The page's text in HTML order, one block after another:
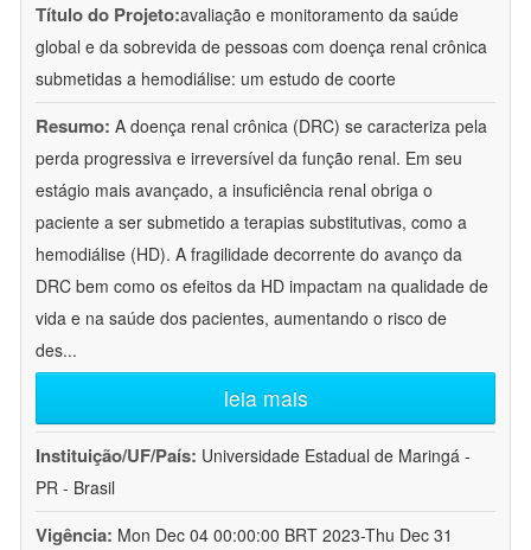
Título do Projeto:avaliação e monitoramento da saúde
global e da sobrevida de pessoas com doença renal crônica
submetidas a hemodiálise: um estudo de coorte
Resumo: A doença renal crônica (DRC) se caracteriza pela
perda progressiva e irreversível da função renal. Em seu
estágio mais avançado, a insuficiência renal obriga o
paciente a ser submetido a terapias substitutivas, como a
hemodiálise (HD). A fragilidade decorrente do avanço da
DRC bem como os efeitos da HD impactam na qualidade de
vida e na saúde dos pacientes, aumentando o risco de
des...
leia mais
Instituição/UF/País: Universidade Estadual de Maringá -
PR - Brasil
Vigência: Mon Dec 04 00:00:00 BRT 2023-Thu Dec 31